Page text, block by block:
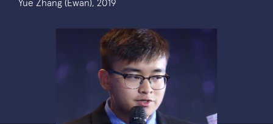
Yue Zhang (Ewan), 2019